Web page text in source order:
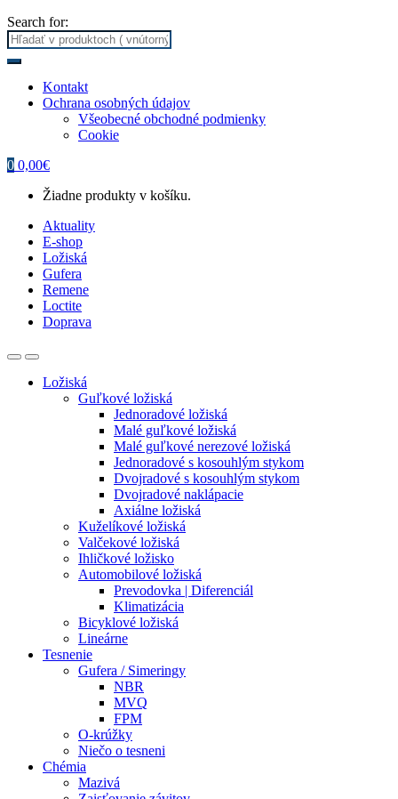
Search for:
Kontakt
Ochrana osobných údajov
Všeobecné obchodné podmienky
Cookie
0 0,00€
Žiadne produkty v košíku.
Aktuality
E-shop
Ložiská
Gufera
Remene
Loctite
Doprava
Ložiská
Guľkové ložiská
Jednoradové ložiská
Malé guľkové ložiská
Malé guľkové nerezové ložiská
Jednoradové s kosouhlým stykom
Dvojradové s kosouhlým stykom
Dvojradové naklápacie
Axiálne ložiská
Kuželíkové ložiská
Valčekové ložiská
Ihličkové ložisko
Automobilové ložiská
Prevodovka | Diferenciál
Klimatizácia
Bicyklové ložiská
Lineárne
Tesnenie
Gufera / Simeringy
NBR
MVQ
FPM
O-krúžky
Niečo o tesneni
Chémia
Mazivá